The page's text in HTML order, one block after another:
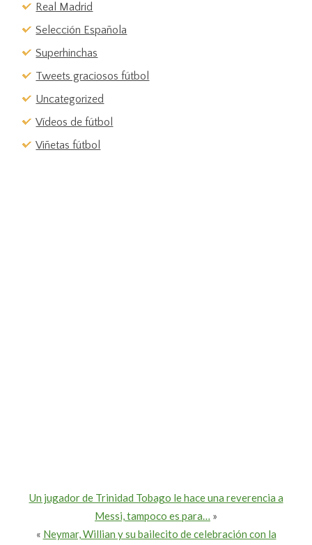
Real Madrid
Selección Española
Superhinchas
Tweets graciosos fútbol
Uncategorized
Vídeos de fútbol
Viñetas fútbol
Un jugador de Trinidad Tobago le hace una reverencia a
Messi, tampoco es para… »
« Neymar, Willian y su bailecito de celebración con la